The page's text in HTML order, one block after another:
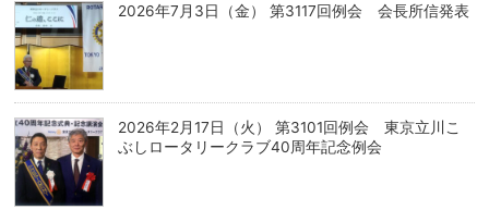
2026年7月3日（金） 第3117回例会 会長所信発表
2026年2月17日（火） 第3101回例会 東京立川こ
ぶしロータリークラブ40周年記念例会